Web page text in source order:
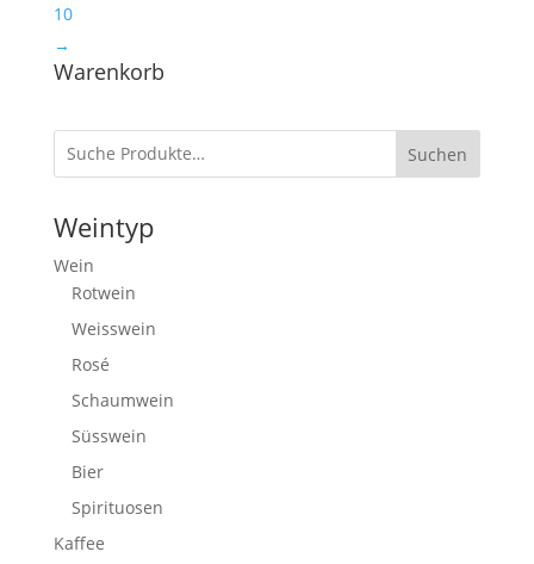
10
→
Warenkorb
Suchen
Weintyp
Wein
Rotwein
Weisswein
Rosé
Schaumwein
Süsswein
Bier
Spirituosen
Kaffee